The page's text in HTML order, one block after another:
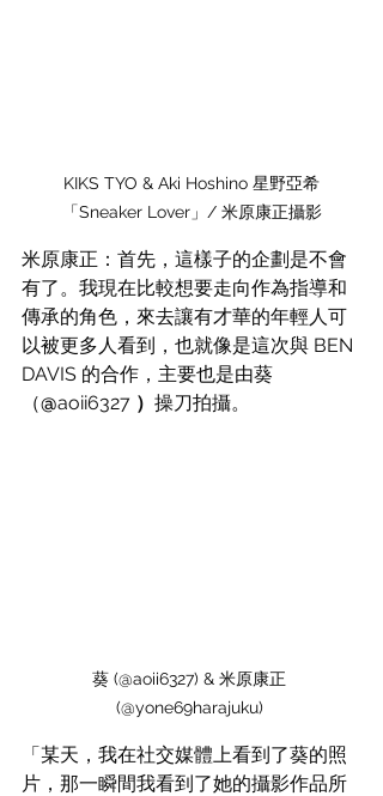
KIKS TYO & Aki Hoshino 星野亞希
「Sneaker Lover」/ 米原康正攝影
米原康正：首先，這樣子的企劃是不會
有了。我現在比較想要走向作為指導和
傳承的角色，來去讓有才華的年輕人可
以被更多人看到，也就像是這次與 BEN
DAVIS 的合作，主要也是由葵
（@aoii6327 ） 操刀拍攝。
葵 (@aoii6327) & 米原康正
(@yone69harajuku)
「某天，我在社交媒體上看到了葵的照
片，那一瞬間我看到了她的攝影作品所